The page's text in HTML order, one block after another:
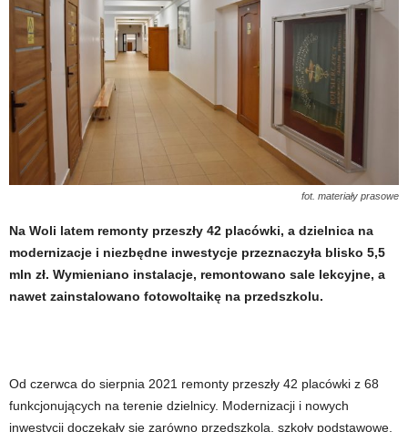
fot. materiały prasowe
Na Woli latem remonty przeszły 42 placówki, a dzielnica na
modernizacje i niezbędne inwestycje przeznaczyła blisko 5,5
mln zł. Wymieniano instalacje, remontowano sale lekcyjne, a
nawet zainstalowano fotowoltaikę na przedszkolu.
Od czerwca do sierpnia 2021 remonty przeszły 42 placówki z 68
funkcjonujących na terenie dzielnicy. Modernizacji i nowych
inwestycji doczekały się zarówno przedszkola, szkoły podstawowe,